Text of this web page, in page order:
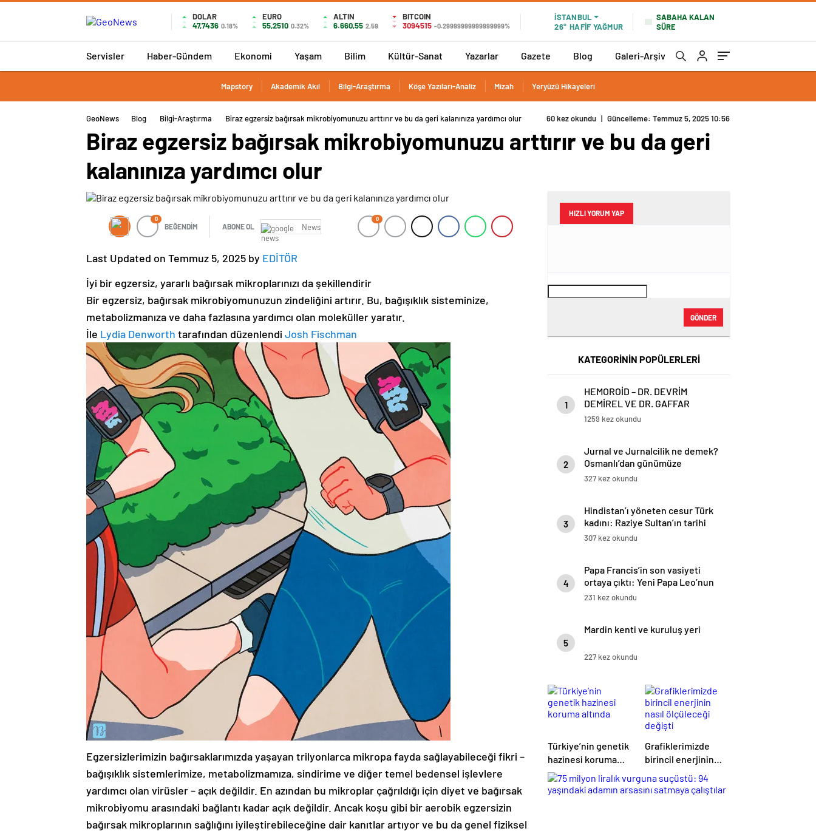
DOLAR
47,7436 0.18%
EURO
55,2510 0.32%
ALTIN
6.660,55 2,59
BITCOIN
3094515 -0.29999999999999999%
İSTANBUL
26° HAFİF YAĞMUR
SABAHA KALAN
SÜRE
Servisler Haber-Gündem Ekonomi Yaşam Bilim Kültür-Sanat Yazarlar Gazete Blog Galeri-Arşiv
Mapstory Akademik Akıl Bilgi-Araştırma Köşe Yazıları-Analiz Mizah Yeryüzü Hikayeleri
GeoNews Blog Bilgi-Araştırma Biraz egzersiz bağırsak mikrobiyomunuzu arttırır ve bu da geri kalanınıza yardımcı olur 60 kez okundu | Güncelleme: Temmuz 5, 2025 10:56
Biraz egzersiz bağırsak mikrobiyomunuzu arttırır ve bu da geri
kalanınıza yardımcı olur
0
BEĞENDİM ABONE OL News
0
Last Updated on Temmuz 5, 2025 by EDİTÖR
İyi bir egzersiz, yararlı bağırsak mikroplarınızı da şekillendirir
Bir egzersiz, bağırsak mikrobiyomunuzun zindeliğini artırır. Bu, bağışıklık sisteminize,
metabolizmanıza ve daha fazlasına yardımcı olan moleküller yaratır.
İle Lydia Denworth tarafından düzenlendi Josh Fischman
Egzersizlerimizin bağırsaklarımızda yaşayan trilyonlarca mikropa fayda sağlayabileceği fikri –
bağışıklık sistemlerimize, metabolizmamıza, sindirime ve diğer temel bedensel işlevlere
yardımcı olan virüsler – açık değildir. En azından bu mikroplar çağrıldığı için diyet ve bağırsak
mikrobiyomu arasındaki bağlantı kadar açık değildir. Ancak koşu gibi bir aerobik egzersizin
bağırsak mikroplarının sağlığını iyileştirebileceğine dair kanıtlar artıyor ve bu da genel fiziksel
HIZLI YORUM YAP
GÖNDER
KATEGORİNİN POPÜLERLERİ
1
HEMOROİD – DR. DEVRİM
DEMİREL VE DR. GAFFAR
KARADOĞAN
1259 kez okundu
2
Jurnal ve Jurnalcilik ne demek?
Osmanlı’dan günümüze
ihbarcılık
327 kez okundu
3
Hindistan’ı yöneten cesur Türk
kadını: Raziye Sultan’ın tarihi
hikayesi
307 kez okundu
4
Papa Francis’in son vasiyeti
ortaya çıktı: Yeni Papa Leo’nun
ilk rotası Türkiye mi olacak?
231 kez okundu
5
Mardin kenti ve kuruluş yeri
227 kez okundu
Türkiye’nin genetik
hazinesi koruma
altında
Grafiklerimizde
birincil enerjinin
nasıl ölçüleceği
değişti